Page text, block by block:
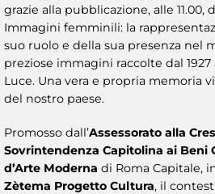
grazie alla pubblicazione, alle
Immagini femminili: la
suo ruolo e della sua presenza nel
preziose immagini raccolte dal 1927
Luce. Una vera e propria memoria
del nostro paese.
Promosso dall’Assessorato alla
Sovrintendenza Capitolina ai Beni
d’Arte Moderna di Roma Capitale,
Zètema Progetto Cultura, il